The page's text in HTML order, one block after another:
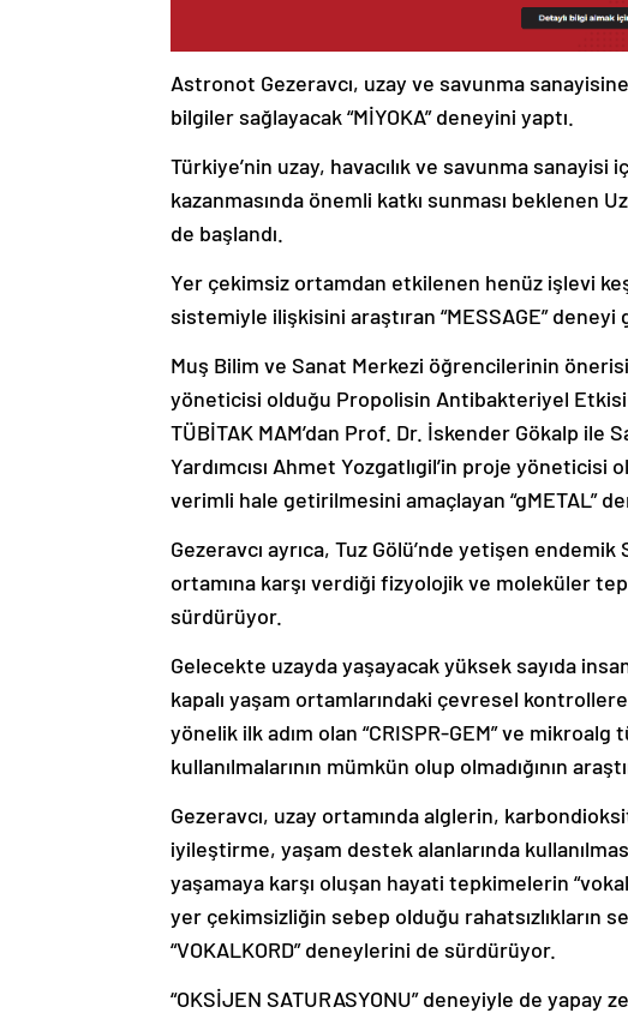
Astronot Gezeravcı, uzay ve savunma
bilgiler sağlayacak “MİYOKA” deneyini yaptı.
Türkiye’nin uzay, havacılık ve savunma
kazanmasında önemli katkı sunması beklenen
de başlandı.
Yer çekimsiz ortamdan etkilenen henüz işlevi
sistemiyle ilişkisini araştıran “MESSAGE”
Muş Bilim ve Sanat Merkezi öğrencilerinin
yöneticisi olduğu Propolisin Antibakteriyel Etkisi
TÜBİTAK MAM’dan Prof. Dr. İskender Gökalp ile
Yardımcısı Ahmet Yozgatlıgil’in proje
verimli hale getirilmesini amaçlayan “gMETAL”
Gezeravcı ayrıca, Tuz Gölü’nde yetişen
ortamına karşı verdiği fizyolojik ve moleküler
sürdürüyor.
Gelecekte uzayda yaşayacak yüksek sayıda
kapalı yaşam ortamlarındaki çevresel
yönelik ilk adım olan “CRISPR-GEM” ve
kullanılmalarının mümkün olup olmadığının
Gezeravcı, uzay ortamında alglerin,
iyileştirme, yaşam destek alanlarında
yaşamaya karşı oluşan hayati tepkimelerin
yer çekimsizliğin sebep olduğu rahatsızlıkların
“VOKALKORD” deneylerini de sürdürüyor.
“OKSİJEN SATURASYONU” deneyiyle de